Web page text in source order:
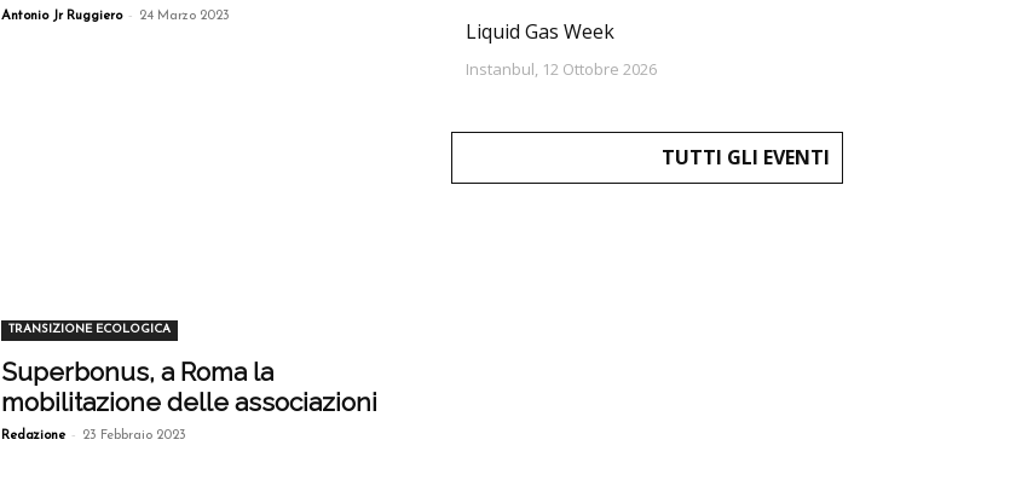
Antonio Jr Ruggiero - 24 Marzo 2023
TRANSIZIONE ECOLOGICA
Superbonus, a Roma la
mobilitazione delle associazioni
Redazione - 23 Febbraio 2023
Liquid Gas Week
Instanbul, 12 Ottobre 2026
TUTTI GLI EVENTI